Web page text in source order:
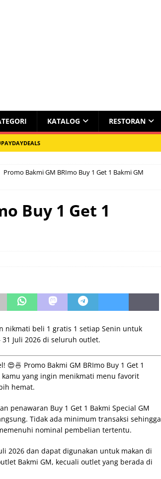
KATALOG RESTORAN
Promo Bakmi GM BRImo Buy 1 Get 1 Bakmi GM
Buy 1 Get 1
nikmati beli 1 gratis 1 setiap Senin untuk
Juli 2026 di seluruh outlet.
Promo Bakmi GM BRImo Buy 1 Get 1
yang ingin menikmati menu favorit
hemat.
penawaran Buy 1 Get 1 Bakmi Special GM
Tidak ada minimum transaksi sehingga
nominal pembelian tertentu.
2026 dan dapat digunakan untuk makan di
Bakmi GM, kecuali outlet yang berada di